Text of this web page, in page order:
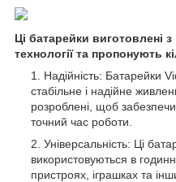
Ці батарейки виготовлені
технології та пропонують
Надійність: Батарейки
стабільне і надійне
розроблені, щоб
точний час роботи.
Універсальність: Ці
використовуються в
пристроях, іграшках та